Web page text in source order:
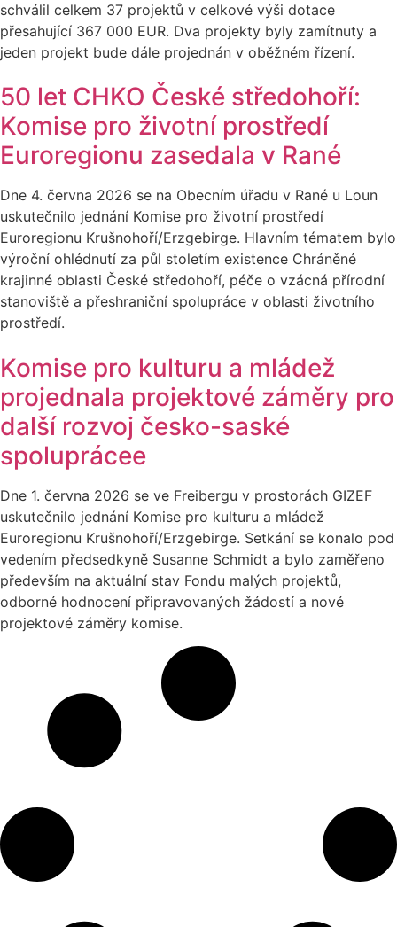
schválil celkem 37 projektů v celkové výši dotace
přesahující 367 000 EUR. Dva projekty byly zamítnuty a
jeden projekt bude dále projednán v oběžném řízení.
50 let CHKO České středohoří:
Komise pro životní prostředí
Euroregionu zasedala v Rané
Dne 4. června 2026 se na Obecním úřadu v Rané u Loun
uskutečnilo jednání Komise pro životní prostředí
Euroregionu Krušnohoří/Erzgebirge. Hlavním tématem bylo
výroční ohlédnutí za půl stoletím existence Chráněné
krajinné oblasti České středohoří, péče o vzácná přírodní
stanoviště a přeshraniční spolupráce v oblasti životního
prostředí.
Komise pro kulturu a mládež
projednala projektové záměry pro
další rozvoj česko-saské
spoluprácee
Dne 1. června 2026 se ve Freibergu v prostorách GIZEF
uskutečnilo jednání Komise pro kulturu a mládež
Euroregionu Krušnohoří/Erzgebirge. Setkání se konalo pod
vedením předsedkyně Susanne Schmidt a bylo zaměřeno
především na aktuální stav Fondu malých projektů,
odborné hodnocení připravovaných žádostí a nové
projektové záměry komise.